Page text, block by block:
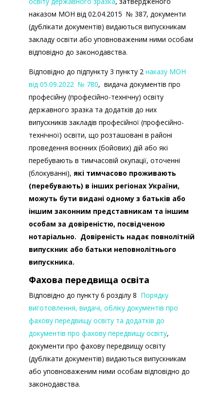
наказом МОН від 02.04.2015 № 387, документи
(дублікати документів) видаються випускникам
закладу освіти або уповноваженим ними особам
відповідно до законодавства.
Відповідно до підпункту 3 пункту 2 наказу МОН
від 05.09.2022 № 780, видача документів про
професійну (професійно-технічну) освіту
державного зразка та додатків до них
випускників закладів професійної (професійно-
технічної) освіти, що розташовані в районі
проведення воєнних (бойових) дій або які
перебувають в тимчасовій окупації, оточенні
(блокуванні), які тимчасово проживають
(перебувають) в інших регіонах України,
можуть бути видані одному з батьків або
іншим законним представникам та іншим
особам за довіреністю, посвідченою
нотаріально. Довіреність надає повнолітній
випускник або батьки неповнолітнього
випускника.
Фахова передвища освіта
Відповідно до пункту 6 розділу 8 Порядку
виготовлення, видачі, обліку документів про
фахову передвищу освіту та додатків до
документів про фахову передвищу освіту,
документи про фахову передвищу освіту
(дублікати документів) видаються випускникам
або уповноваженим ними особам відповідно до
законодавства.